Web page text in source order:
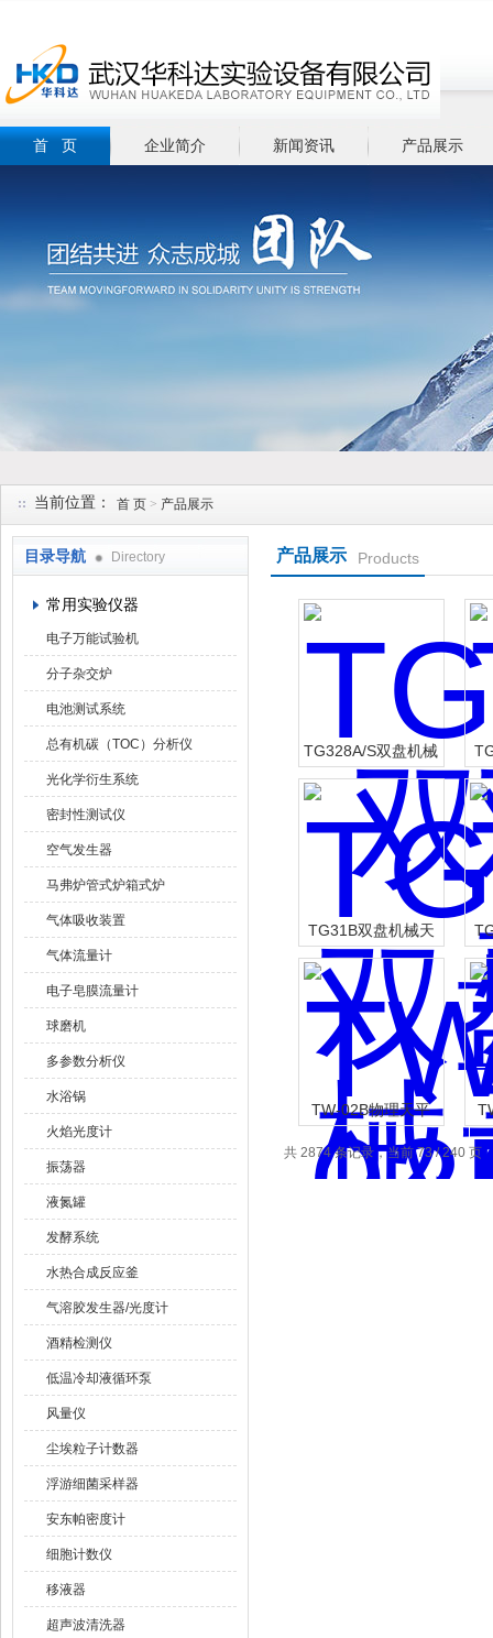
首 页 企业简介 新闻资讯 产品展示
当前位置： 首 页 > 产品展示
目录导航 Directory
常用实验仪器
电子万能试验机
分子杂交炉
电池测试系统
总有机碳（TOC）分析仪
光化学衍生系统
密封性测试仪
空气发生器
马弗炉管式炉箱式炉
气体吸收装置
气体流量计
电子皂膜流量计
球磨机
多参数分析仪
水浴锅
火焰光度计
振荡器
液氮罐
发酵系统
水热合成反应釜
气溶胶发生器/光度计
酒精检测仪
低温冷却液循环泵
风量仪
尘埃粒子计数器
浮游细菌采样器
安东帕密度计
细胞计数仪
移液器
超声波清洗器
产品展示 Products
TG328A/S双盘机械
天平
TG31B双盘机械天
平
TW-02B物理天平
共 2874 条记录，当前 73 / 240 页